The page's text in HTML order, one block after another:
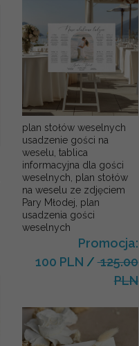
plan stołów weselnych
usadzenie gości na
weselu, tablica
informacyjna dla gości
weselnych, plan stołów
na weselu ze zdjęciem
Pary Młodej, plan
usadzenia gości
weselnych
Promocja:
100 PLN /125.00
PLN